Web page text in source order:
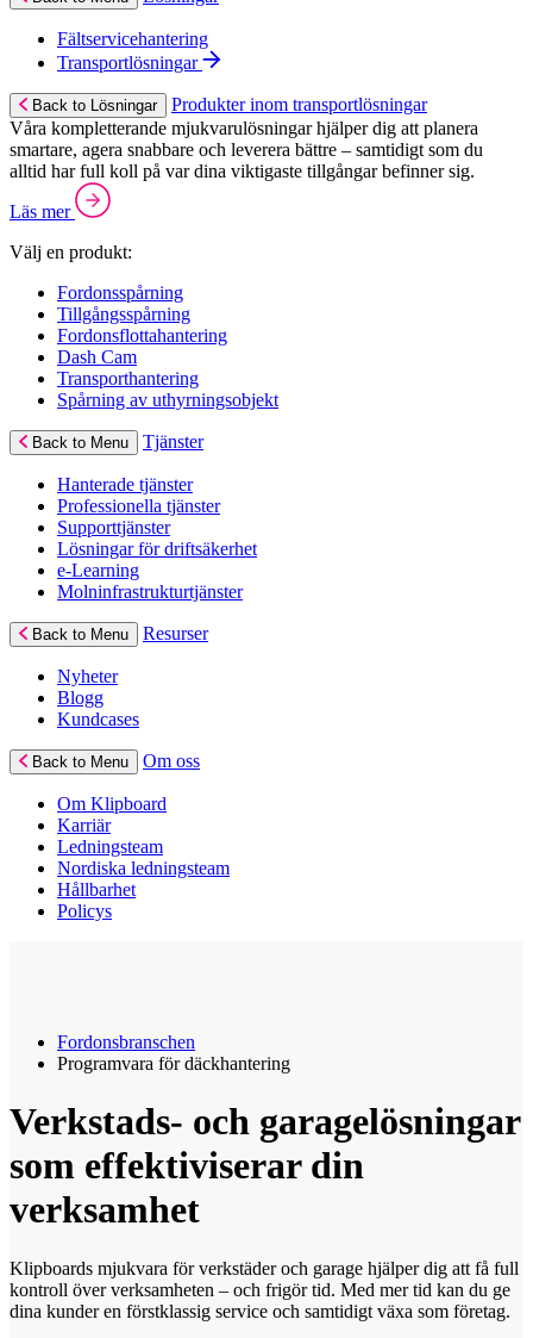
Fältservicehantering
Transportlösningar
Back to Lösningar
Produkter inom transportlösningar
Våra kompletterande mjukvarulösningar hjälper dig att planera
smartare, agera snabbare och leverera bättre – samtidigt som du
alltid har full koll på var dina viktigaste tillgångar befinner sig.
Läs mer
Välj en produkt:
Fordonsspårning
Tillgångsspårning
Fordonsflottahantering
Dash Cam
Transporthantering
Spårning av uthyrningsobjekt
Back to Menu Tjänster
Hanterade tjänster
Professionella tjänster
Supporttjänster
Lösningar för driftsäkerhet
e-Learning
Molninfrastrukturtjänster
Back to Menu Resurser
Nyheter
Blogg
Kundcases
Back to Menu Om oss
Om Klipboard
Karriär
Ledningsteam
Nordiska ledningsteam
Hållbarhet
Policys
Fordonsbranschen
Programvara för däckhantering
Verkstads- och garagelösningar
som effektiviserar din
verksamhet
Klipboards mjukvara för verkstäder och garage hjälper dig att få full
kontroll över verksamheten – och frigör tid. Med mer tid kan du ge
dina kunder en förstklassig service och samtidigt växa som företag.